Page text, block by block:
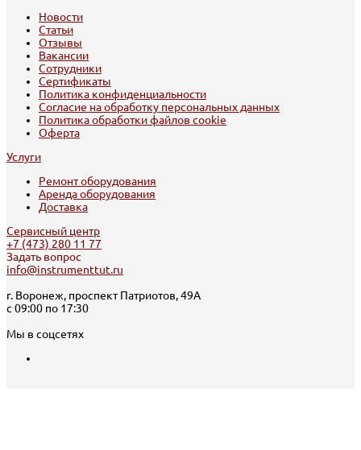
Новости
Статьи
Отзывы
Вакансии
Сотрудники
Сертификаты
Политика конфиденциальности
Согласие на обработку персональных данных
Политика обработки файлов cookie
Оферта
Услуги
Ремонт оборудования
Аренда оборудования
Доставка
Сервисный центр
+7 (473) 280 11 77
Задать вопрос
info@instrumenttut.ru
г. Воронеж, проспект Патриотов, 49А
с 09:00 по 17:30
Мы в соцсетях